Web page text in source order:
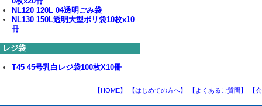
NL120 120L 04透明ごみ袋
NL130 150L透明大型ポリ袋10枚x10
冊
レジ袋
T45 45号乳白レジ袋100枚X10冊
【HOME】 【はじめての方へ】 【よくあるご質問】 【